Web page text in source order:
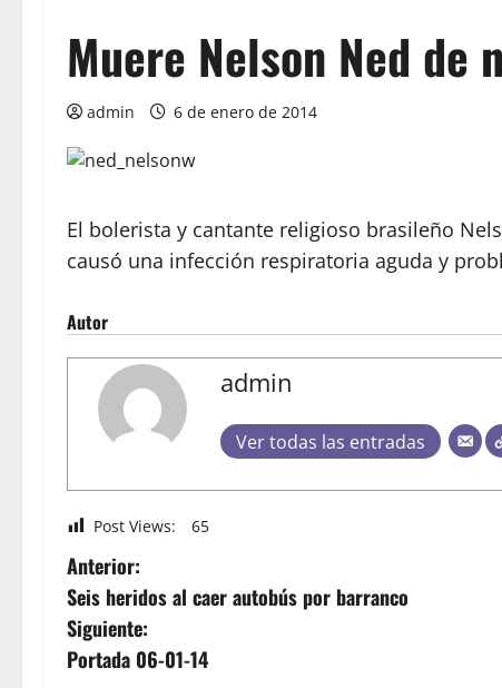
Muere Nelson Ned de
admin 6 de enero de 2014
El bolerista y cantante religioso brasileño
causó una infección respiratoria aguda y
Autor
admin
Ver todas las entradas
Post Views: 65
Anterior:
Seis heridos al caer autobús por barranco
Siguiente:
Portada 06-01-14